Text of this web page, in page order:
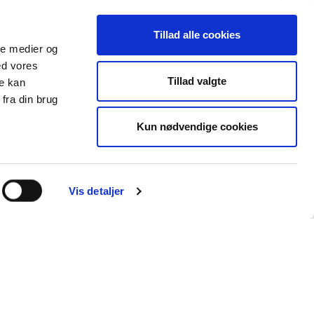
medier og
vores
kan
din brug
Vis detaljer
Tillad alle cookies
Tillad valgte
Kun nødvendige cookies
Maksimal
Type
over
HTTP Cookie
om
HTTP Cookie
på
1 dag HTTP Cookie